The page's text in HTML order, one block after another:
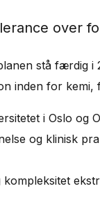
over
stå færdig
inden for kemi,
i Oslo og
og klinisk
kompleksitet